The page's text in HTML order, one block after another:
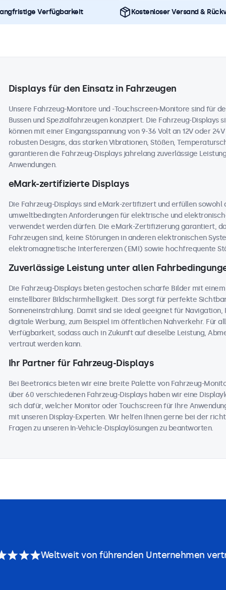
Verfügbarkeit Kostenloser Versand &
Displays für den Einsatz in Fahrzeugen
Unsere Fahrzeug-Monitore und -Touchscreen-Monitore sind für
Bussen und Spezialfahrzeugen konzipiert. Die Fahrzeug-
können mit einer Eingangsspannung von 9-36 Volt an 12V oder
robusten Designs, das starken Vibrationen, Stößen,
garantieren die Fahrzeug-Displays jahrelang zuverlässige
Anwendungen.
eMark-zertifizierte Displays
Die Fahrzeug-Displays sind eMark-zertifiziert und erfüllen
umweltbedingten Anforderungen für elektrische und
verwendet werden dürfen. Die eMark-Zertifizierung garantiert,
Fahrzeugen sind, keine Störungen in anderen elektronischen
elektromagnetische Interferenzen (EMI) sowie hochfrequente
Zuverlässige Leistung unter allen
Die Fahrzeug-Displays bieten gestochen scharfe Bilder mit
einstellbarer Bildschirmhelligkeit. Dies sorgt für perfekte
Sonneneinstrahlung. Damit sind sie ideal geeignet für
digitale Werbung, zum Beispiel im öffentlichen Nahverkehr. Für
Verfügbarkeit, sodass auch in Zukunft auf dieselbe Leistung,
vertraut werden kann.
Ihr Partner für Fahrzeug-Displays
Bei Beetronics bieten wir eine breite Palette von Fahrzeug-
über 60 verschiedenen Fahrzeug-Displays haben wir eine
sich dafür, welcher Monitor oder Touchscreen für Ihre
mit unseren Display-Experten. Wir helfen Ihnen gerne bei der
Fragen zu unseren In-Vehicle-Displaylösungen zu beantworten.
Weltweit von führenden Unternehmen